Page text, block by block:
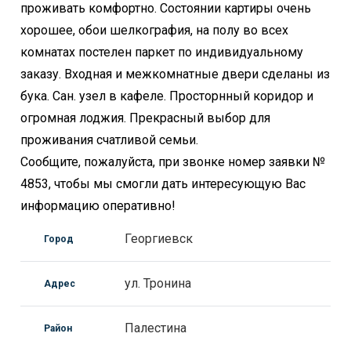
проживать комфортно. Состоянии картиры очень
хорошее, обои шелкография, на полу во всех
комнатах постелен паркет по индивидуальному
заказу. Входная и межкомнатные двери сделаны из
бука. Сан. узел в кафеле. Просторнный коридор и
огромная лоджия. Прекрасный выбор для
проживания счатливой семьи.
Сообщите, пожалуйста, при звонке номер заявки №
4853, чтобы мы смогли дать интересующую Вас
информацию оперативно!
Город Георгиевск
Адрес ул. Тронина
Район Палестина